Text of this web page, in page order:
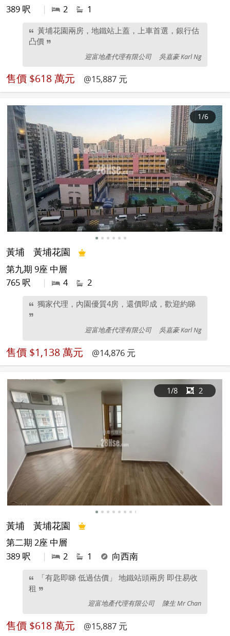
389 呎
| 2 1
黃埔花園兩房，地鐵站上蓋，上車首選，銀行估
凸價
迎富地產代理有限公司 吳嘉豪 Karl Ng
售價 $618 萬元 @15,887 元
1/6
黃埔 黃埔花園
第九期 9座 中層
765 呎
| 4 2
獨家代理，內園優質4房，還價即成，歡迎約睇
迎富地產代理有限公司 吳嘉豪 Karl Ng
售價 $1,138 萬元 @14,876 元
1/8 2
黃埔 黃埔花園
第二期 2座 中層
389 呎
| 2 1 向西南
「有匙即睇 低過估價」 地鐵站頭兩房 即住易收
租
迎富地產代理有限公司 陳生 Mr Chan
售價 $618 萬元 @15,887 元